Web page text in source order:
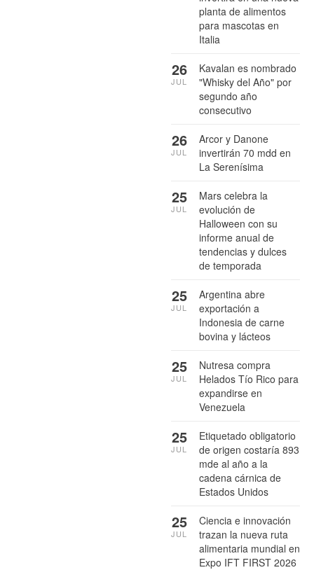
planta de alimentos
para mascotas en
Italia
Kavalan es nombrado
"Whisky del Año" por
segundo año
consecutivo
26
JUL
Arcor y Danone
invertirán 70 mdd en
La Serenísima
26
JUL
Mars celebra la
evolución de
Halloween con su
informe anual de
tendencias y dulces
de temporada
25
JUL
Argentina abre
exportación a
Indonesia de carne
bovina y lácteos
25
JUL
Nutresa compra
Helados Tío Rico para
expandirse en
Venezuela
25
JUL
Etiquetado obligatorio
de origen costaría 893
mde al año a la
cadena cárnica de
Estados Unidos
25
JUL
Ciencia e innovación
trazan la nueva ruta
alimentaria mundial en
Expo IFT FIRST 2026
25
JUL